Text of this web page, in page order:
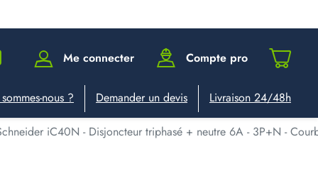
Me connecter Compte pro
nous ? Demander un devis Livraison 24/48h
iC40N - Disjoncteur triphasé + neutre 6A - 3P+N -